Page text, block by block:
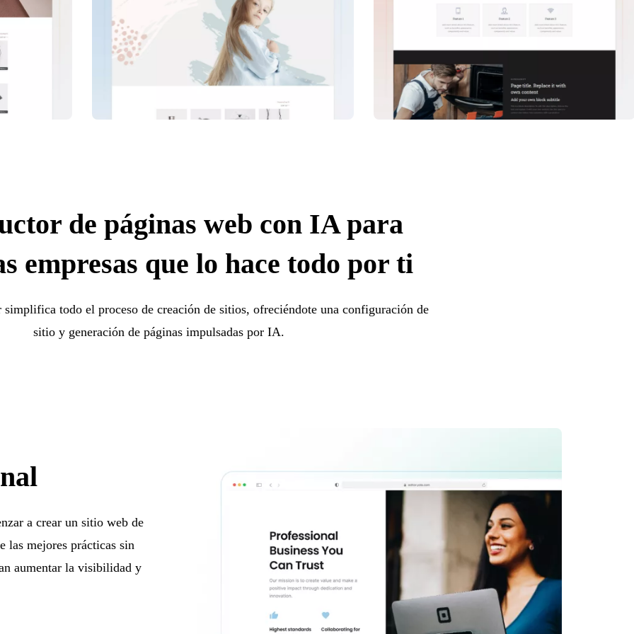
de páginas web con IA para
empresas que lo hace todo por ti
todo el proceso de creación de sitios, ofreciéndote una configuración de
sitio y generación de páginas impulsadas por IA.
a crear un sitio web de
las mejores prácticas sin
aumentar la visibilidad y